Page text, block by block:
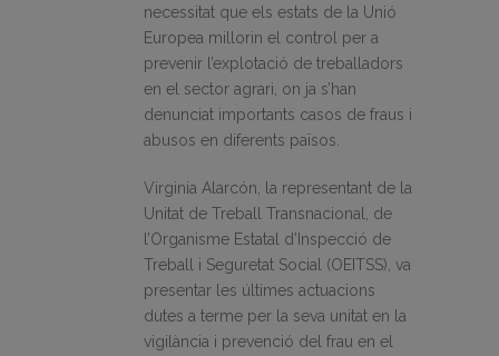
necessitat que els estats de la Unió
Europea millorin el control per a
prevenir l’explotació de treballadors
en el sector agrari, on ja s’han
denunciat importants casos de fraus i
abusos en diferents països.
Virginia Alarcón, la representant de la
Unitat de Treball Transnacional, de
l’Organisme Estatal d’Inspecció de
Treball i Seguretat Social (OEITSS), va
presentar les últimes actuacions
dutes a terme per la seva unitat en la
vigilància i prevenció del frau en el